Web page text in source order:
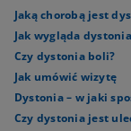
Jaką chorobą jest
Jak wygląda
Czy dystonia boli?
Jak umówić wizytę
Dystonia – w jaki
Czy dystonia jest